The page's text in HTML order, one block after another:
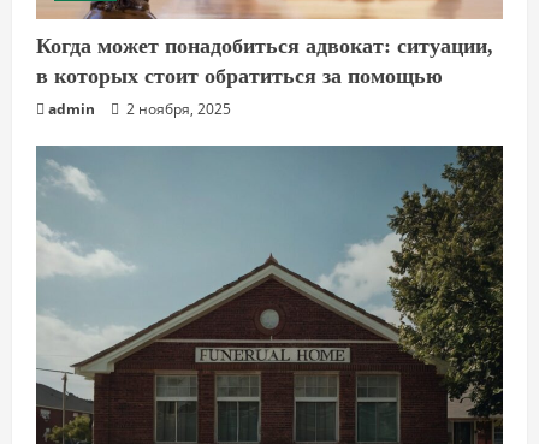
Когда может понадобиться адвокат: ситуации,
в которых стоит обратиться за помощью
admin 2 ноября, 2025